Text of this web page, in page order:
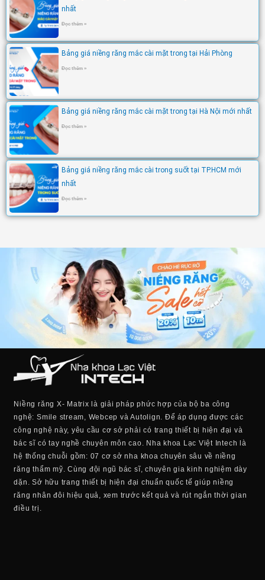
nhất
Đọc thêm »
Bảng giá niềng răng mắc cài mặt trong tại Hải Phòng
Đọc thêm »
Bảng giá niềng răng mắc cài mặt trong tại Hà Nội mới nhất
Đọc thêm »
Bảng giá niềng răng mắc cài trong suốt tại TP.HCM mới
nhất
Đọc thêm »
Niềng răng X- Matrix là giải pháp phức hợp của bộ ba công
nghệ: Smile stream, Webcep và Autolign. Để áp dụng được các
công nghệ này, yêu cầu cơ sở phải có trang thiết bị hiện đại và
bác sĩ có tay nghề chuyên môn cao. Nha khoa Lạc Việt Intech là
hệ thống chuỗi gồm: 07 cơ sở nha khoa chuyên sâu về niềng
răng thẩm mỹ. Cùng đội ngũ bác sĩ, chuyên gia kinh nghiệm dày
dặn. Sở hữu trang thiết bị hiện đại chuẩn quốc tế giúp niềng
răng nhân đôi hiệu quả, xem trước kết quả và rút ngắn thời gian
điều trị.